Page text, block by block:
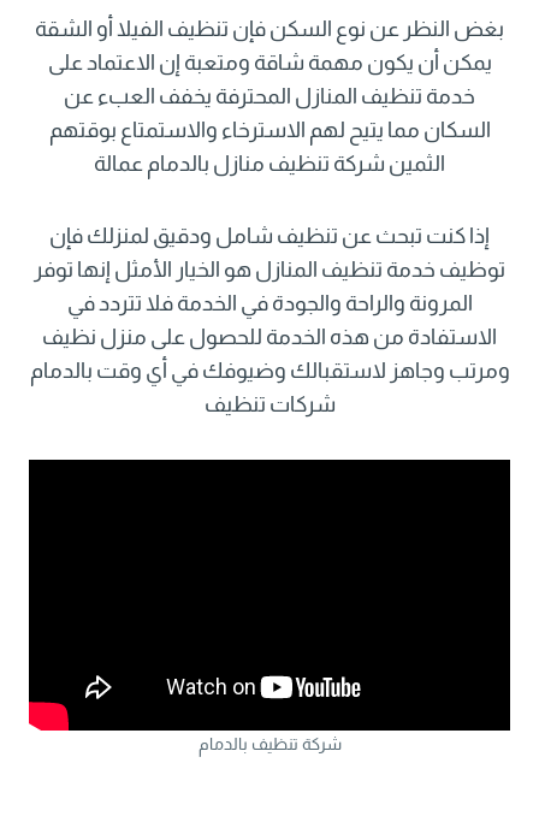
بغض النظر عن نوع السكن فإن تنظيف الفيلا أو الشقة
يمكن أن يكون مهمة شاقة ومتعبة إن الاعتماد على
خدمة تنظيف المنازل المحترفة يخفف العبء عن
السكان مما يتيح لهم الاسترخاء والاستمتاع بوقتهم
الثمين شركة تنظيف منازل بالدمام عمالة
إذا كنت تبحث عن تنظيف شامل ودقيق لمنزلك فإن
توظيف خدمة تنظيف المنازل هو الخيار الأمثل إنها توفر
المرونة والراحة والجودة في الخدمة فلا تتردد في
الاستفادة من هذه الخدمة للحصول على منزل نظيف
ومرتب وجاهز لاستقبالك وضيوفك في أي وقت بالدمام
شركات تنظيف
شركة تنظيف بالدمام